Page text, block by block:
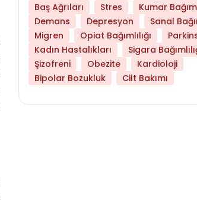
Baş Ağrıları
Stres
Kumar
Demans
Depresyon
Sanal
Migren
Opiat Bağımlılığı
Kadın Hastalıkları
Sigara
Şizofreni
Obezite
Kardioloji
Bipolar Bozukluk
Cilt Bakımı